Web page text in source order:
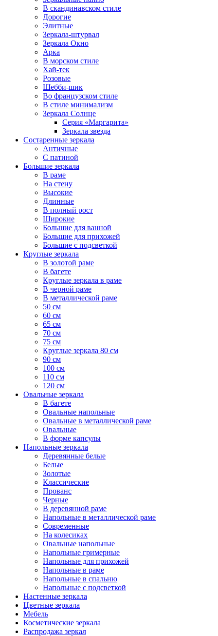
В скандинавском стиле
Дорогие
Элитные
Зеркала-штурвал
Зеркала Окно
Арка
В морском стиле
Хай-тек
Розовые
Шебби-шик
Во французском стиле
В стиле минимализм
Зеркала Солнце
Серия «Маргарита»
Зеркала звезда
Состаренные зеркала
Античные
С патиной
Большие зеркала
В раме
На стену
Высокие
Длинные
В полный рост
Широкие
Большие для ванной
Большие для прихожей
Большие с подсветкой
Круглые зеркала
В золотой раме
В багете
Круглые зеркала в раме
В черной раме
В металлической раме
50 см
60 см
65 см
70 см
75 см
Круглые зеркала 80 см
90 см
100 см
110 см
120 см
Овальные зеркала
В багете
Овальные напольные
Овальные в металлической раме
Овальные
В форме капсулы
Напольные зеркала
Деревянные белые
Белые
Золотые
Классические
Прованс
Черные
В деревянной раме
Напольные в металлической раме
Современные
На колесиках
Овальные напольные
Напольные гримерные
Напольные для прихожей
Напольные в раме
Напольные в спальню
Напольные с подсветкой
Настенные зеркала
Цветные зеркала
Мебель
Косметические зеркала
Распродажа зеркал